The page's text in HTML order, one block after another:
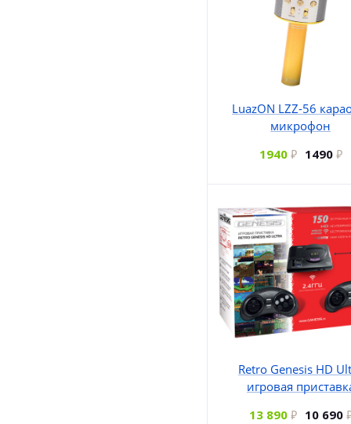
LuazON LZZ-56
микрофон
1940
1490
Retro Genesis HD
игровая
13 890
10 690